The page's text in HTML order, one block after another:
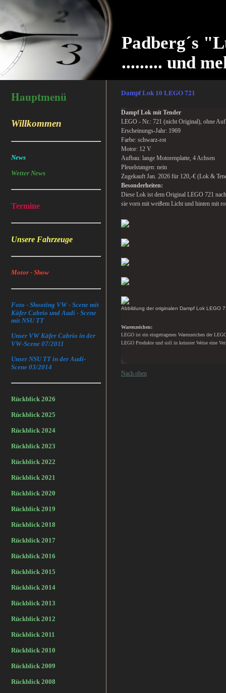
Padberg´s
......... und
Hauptmenü
Willkommen
News
Wetter News
Termine
Unsere Fahrzeuge
Motor - Show
Foto - Shooting VW - Scene mit
Käfer Cabrio und Audi - Scene
mit NSU TT
Unser VW Käfer Cabrio in der
VW-Scene 07/2011
Unser NSU TT in der Audi-
Scene 03/2014
Rückblick 2026
Rückblick 2025
Rückblick 2024
Rückblick 2023
Rückblick 2022
Rückblick 2021
Rückblick 2020
Rückblick 2019
Rückblick 2018
Rückblick 2017
Rückblick 2016
Rückblick 2015
Rückblick 2014
Rückblick 2013
Rückblick 2012
Rückblick 2011
Rückblick 2010
Rückblick 2009
Rückblick 2008
Dampf Lok 10 LEGO 721
Dampf Lok mit Tender
LEGO - Nr.: 721 (nicht Original), ohne
Erscheinungs-Jahr: 1969
Farbe: schwarz-rot
Motor: 12 V
Aufbau: lange Motorenplatte, 4 Achsen
Pleuelstangen: nein
Zugekauft Jan. 2026 für 120,-€ (Lok &
Besonderheiten:
Diese Lok ist dem Original LEGO 721
sie vorn mit weißem Licht und hinten mit
Abbildung der originalen Dampf Lok LEGO
Warenzeichen:
LEGO ist ein eingetragenes Warenzeichen der
LEGO Produkte und soll in keinster Weise eine
Nach oben